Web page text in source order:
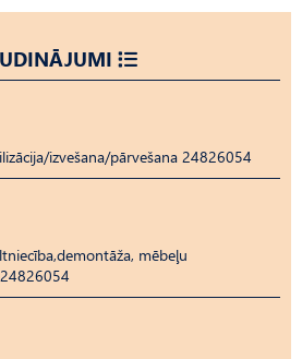
izvešana/pārvešana 24826054
mēbeļu